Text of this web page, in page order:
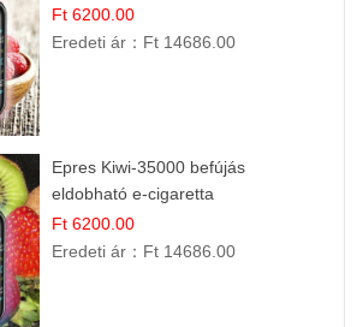
Ízélmény!
Ft 6200.00
Eredeti ár： Ft 14686.00
Epres Kiwi-35000 befújás
eldobható e-cigaretta
Ft 6200.00
Eredeti ár： Ft 14686.00